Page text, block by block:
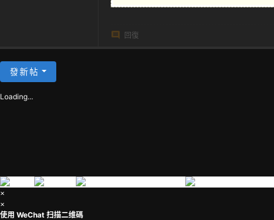
回復
發新帖
Loading...
×
×
使用 WeChat 扫描二维碼